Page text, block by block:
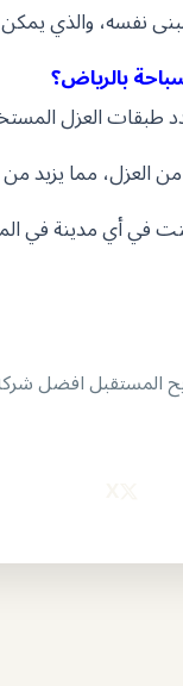
نفسه، والذي
بالرياض؟
العزل
العزل، مما يزيد
كنت في أي مدينة
المستقبلافضل